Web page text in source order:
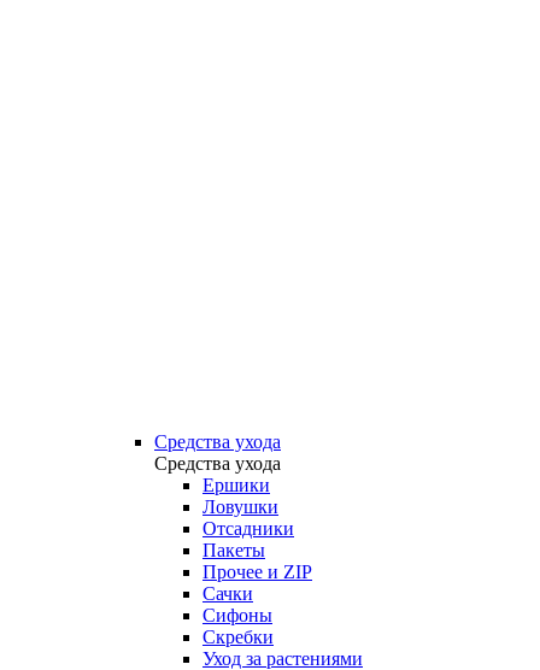
Средства ухода
Средства ухода
Ершики
Ловушки
Отсадники
Пакеты
Прочее и ZIP
Сачки
Сифоны
Скребки
Уход за растениями